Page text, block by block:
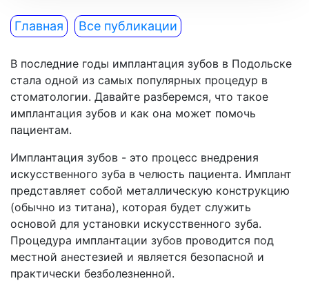
Главная Все публикации
В последние годы имплантация зубов в Подольске
стала одной из самых популярных процедур в
стоматологии. Давайте разберемся, что такое
имплантация зубов и как она может помочь
пациентам.
Имплантация зубов - это процесс внедрения
искусственного зуба в челюсть пациента. Имплант
представляет собой металлическую конструкцию
(обычно из титана), которая будет служить
основой для установки искусственного зуба.
Процедура имплантации зубов проводится под
местной анестезией и является безопасной и
практически безболезненной.